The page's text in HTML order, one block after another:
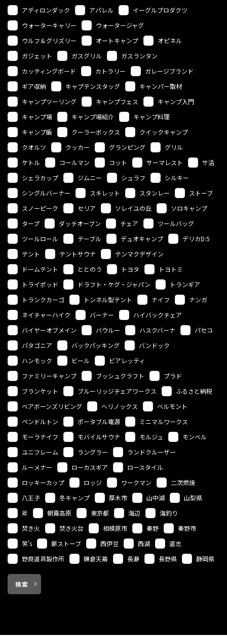
アディロンダック
アパレル
イーグルプロダクツ
ウォーターキャリー
ウォータージャグ
ウルフ＆グリズリー
オートキャンプ
オピネル
ガジェット
ガスグリル
ガスランタン
カッティングボード
カトラリー
ガレージブランド
ギア収納
キャプテンスタッグ
キャンパー取材
キャンプツーリング
キャンプフェス
キャンプ入門
キャンプ場
キャンプ場紹介
キャンプ料理
キャンプ飯
クーラーボックス
クイックキャンプ
クオルツ
クッカー グランピング
グリル
ケトル
コールマン コット サーマレスト
サ活
シェラカップ
ジムニー シュラフ
シルキー
シングルバーナー
スキレット スタンレー
ストーブ
スノーピーク
セリア ソレイユの丘
ソロキャンプ
タープ
ダッチオーブン チェア
ツールバッグ
ツールロール
テーブル デュオキャンプ
デリカD:5
テント
テントサウナ
テンマクデザイン
ドームテント
ととのう トヨタ
トヨトミ
トライポッド
ドラフト・ケグ・ジャパン
トランギア
トランクカーゴ
トンネル型テント ナイフ
ナンガ
ネイチャーハイク
バーナー
ハイバックチェア
バイヤーオブメイン
バウルー ハスクバーナ
パセコ
パタゴニア
バックパッキング
バンドック
ハンモック
ビール
ビアレッティ
ファミリーキャンプ
ブッシュクラフト
プラド
ブランケット
ブルーリッジチェアワークス
ふるさと納税
ベアボーンズリビング
ヘリノックス
ベルモント
ペンドルトン
ポータブル電源
ミニマルワークス
モーラナイフ
モバイルサウナ モルジュ
モンベル
ユニフレーム
ラングラー
ランドクルーザー
ルーメナー
ローカスギア
ロースタイル
ロッキーカップ
ロッジ ワークマン
二次燃焼
八王子
冬キャンプ 厚木市 山中湖
山梨県
斧
朝霧高原 東京都 海辺
海釣り
焚き火
焚き火台 相模原市 秦野
秦野市
笑's
薪ストーブ 西伊豆 西湖
道志
野良道具製作所
鎌倉天幕 長瀞 長野県 静岡県
検索